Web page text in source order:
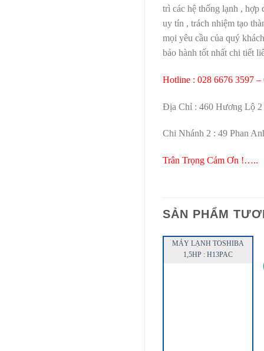
trì các hệ thống lạnh ,
uy tín , trách nhiệm tạo
mọi yêu cầu của quý
bảo hành tốt nhất chi tiết
Hotline : 028 6676 3597 –
Địa Chỉ : 460 Hương Lộ
Chi Nhánh 2 : 49 Phan
Trân Trọng Cám Ơn !…..
SẢN PHẨM
MÁY LẠNH TOSHIBA
1,5HP : H13PAC